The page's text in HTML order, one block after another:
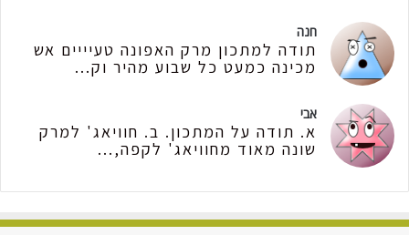
חנה
תודה למתכון מרק האפונה טעיייים אש
מכינה כמעט כל שבוע מהיר וק...
אבי
א. תודה על המתכון. ב. חוויאג' למרק
שונה מאוד מחוויאג' לקפה,...